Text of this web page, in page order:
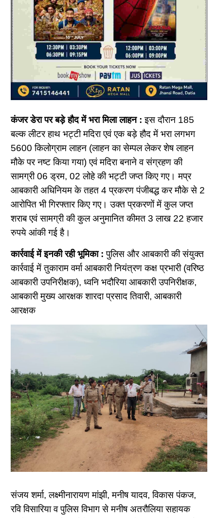
कंजर डेरा पर बड़े हौद में भरा मिला लाहन : इस दौरान 185
बल्क लीटर हाथ भट्टी मदिरा एवं एक बड़े हौद में भरा लगभग
5600 किलोग्राम लाहन (लाहन का सेम्पल लेकर शेष लाहन
मौके पर नष्ट किया गया) एवं मदिरा बनाने व संग्रहण की
सामग्री 06 ड्रम, 02 लोहे की भट्टी जप्त किए गए। मप्र
आबकारी अधिनियम के तहत 4 प्रकरण पंजीबद्ध कर मौके से 2
आरोपित भी गिरफ्तार किए गए। उक्त प्रकरणों में कुल जप्त
शराब एवं सामग्री की कुल अनुमानित कीमत 3 लाख 22 हजार
रुपये आंकी गई है।
कार्रवाई में इनकी रही भूमिका : पुलिस और आबकारी की संयुक्त
कार्रवाई में तुकाराम वर्मा आबकारी नियंत्रण कक्ष प्रभारी (वरिष्ठ
आबकारी उपनिरीक्षक), ध्वनि भदौरिया आबकारी उपनिरीक्षक,
आबकारी मुख्य आरक्षक शारदा प्रसाद तिवारी, आबकारी
आरक्षक
संजय शर्मा, लक्ष्मीनारायण मांझी, मनीष यादव, विकास पंकज,
रवि विसारिया व पुलिस विभाग से मनीष अतरौलिया सहायक